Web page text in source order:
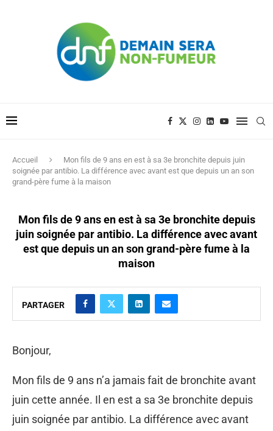
Accueil
Mon fils de 9 ans en est à sa 3e bronchite depuis juin
soignée par antibio. La différence avec avant est que depuis un an son
grand-père fume à la maison
Mon fils de 9 ans en est à sa 3e bronchite depuis
juin soignée par antibio. La différence avec avant
est que depuis un an son grand-père fume à la
maison
PARTAGER
Bonjour,
Mon fils de 9 ans n’a jamais fait de bronchite avant
juin cette année. Il en est a sa 3e bronchite depuis
juin soignée par antibio. La différence avec avant